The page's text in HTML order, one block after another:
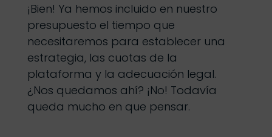
¡Bien! Ya hemos incluido en nuestro
presupuesto el tiempo que
necesitaremos para establecer una
estrategia, las cuotas de la
plataforma y la adecuación legal.
¿Nos quedamos ahí? ¡No! Todavía
queda mucho en que pensar.